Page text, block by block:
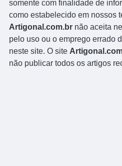
somente com finalidade de
como estabelecido em nossos
Artigonal.com.br não aceita
pelo uso ou o emprego errado
neste site. O site
não publicar todos os artigos